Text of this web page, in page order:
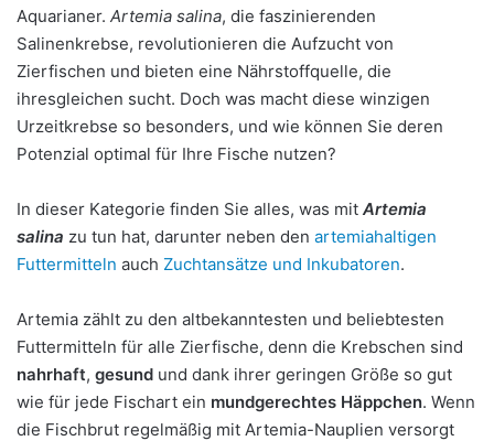
Aquarianer. Artemia salina, die faszinierenden
Salinenkrebse, revolutionieren die Aufzucht von
Zierfischen und bieten eine Nährstoffquelle, die
ihresgleichen sucht. Doch was macht diese winzigen
Urzeitkrebse so besonders, und wie können Sie deren
Potenzial optimal für Ihre Fische nutzen?
In dieser Kategorie finden Sie alles, was mit Artemia
salina zu tun hat, darunter neben den artemiahaltigen
Futtermitteln auch Zuchtansätze und Inkubatoren.
Artemia zählt zu den altbekanntesten und beliebtesten
Futtermitteln für alle Zierfische, denn die Krebschen sind
nahrhaft, gesund und dank ihrer geringen Größe so gut
wie für jede Fischart ein mundgerechtes Häppchen. Wenn
die Fischbrut regelmäßig mit Artemia-Nauplien versorgt